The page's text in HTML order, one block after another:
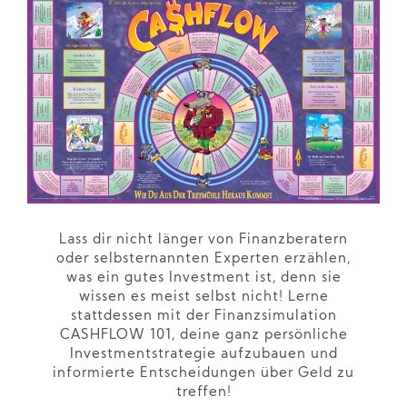
Lass dir nicht länger von Finanzberatern
oder selbsternannten Experten erzählen,
was ein gutes Investment ist, denn sie
wissen es meist selbst nicht! Lerne
stattdessen mit der Finanzsimulation
CASHFLOW 101, deine ganz persönliche
Investmentstrategie aufzubauen und
informierte Entscheidungen über Geld zu
treffen!